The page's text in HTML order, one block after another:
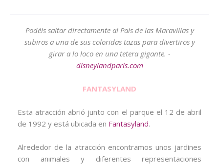
Podéis saltar directamente al País de las Maravillas y
subiros a una de sus coloridas tazas para divertiros y
girar a lo loco en una tetera gigante. -
disneylandparis.com
FANTASYLAND
Esta atracción abrió junto con el parque el 12 de abril
de 1992 y está ubicada en Fantasyland.
Alrededor de la atracción encontramos unos jardines
con animales y diferentes representaciones